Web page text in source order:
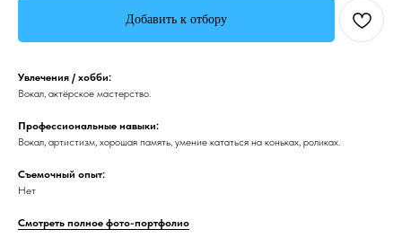
Добавить к отбору
Увлечения / хобби:
Вокал, актёрское мастерство.
Профессиональные навыки:
Вокал, артистизм, хорошая память, умение кататься на коньках, роликах.
Съемочный опыт:
Нет
Смотреть полное фото-портфолио